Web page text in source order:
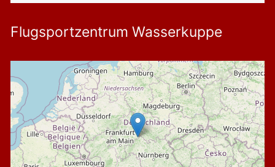
Flugsportzentrum Wasserkuppe